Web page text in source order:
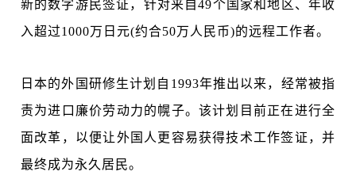
新的数字游民签证，针对来自49个国家和地区、年收
入超过1000万日元(约合50万人民币)的远程工作者。
日本的外国研修生计划自1993年推出以来，经常被指
责为进口廉价劳动力的幌子。该计划目前正在进行全
面改革，以便让外国人更容易获得技术工作签证，并
最终成为永久居民。